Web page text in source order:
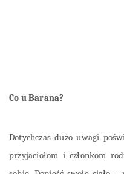
Co u Barana?
Dotychczas dużo uwagi
przyjaciołom i członkom